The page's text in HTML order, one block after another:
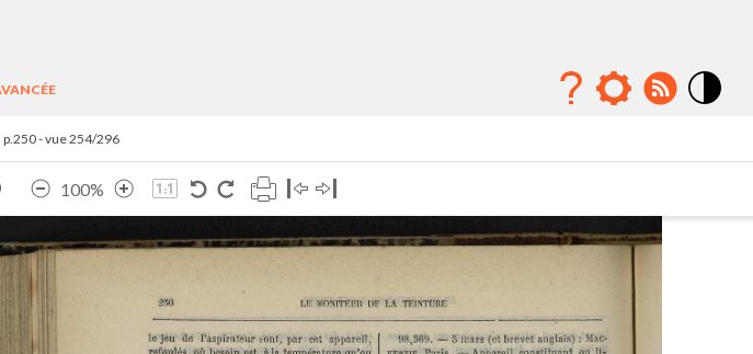
p.250 - vue 254/296
100%